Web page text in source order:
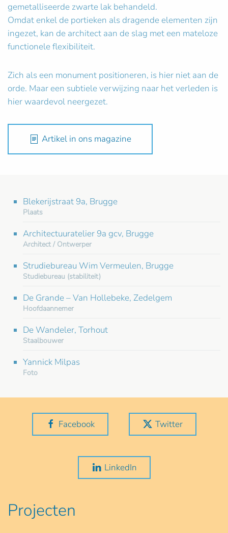
gemetalliseerde zwarte lak behandeld.
Omdat enkel de portieken als dragende elementen zijn
ingezet, kan de architect aan de slag met een mateloze
functionele flexibiliteit.
Zich als een monument positioneren, is hier niet aan de
orde. Maar een subtiele verwijzing naar het verleden is
hier waardevol neergezet.
Artikel in ons magazine
Blekerijstraat 9a, Brugge
Plaats
Architectuuratelier 9a gcv, Brugge
Architect / Ontwerper
Strudiebureau Wim Vermeulen, Brugge
Studiebureau (stabiliteit)
De Grande – Van Hollebeke, Zedelgem
Hoofdaannemer
De Wandeler, Torhout
Staalbouwer
Yannick Milpas
Foto
Facebook Twitter
LinkedIn
Projecten